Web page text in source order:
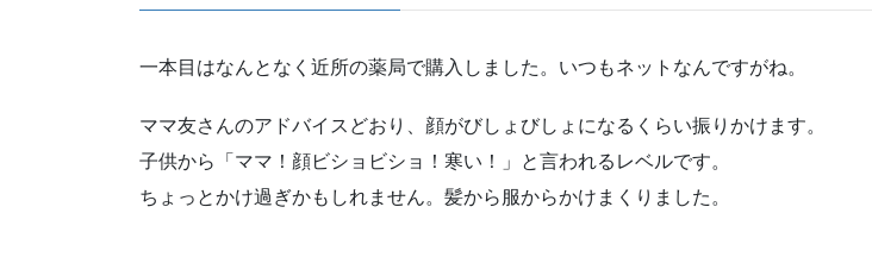
一本目はなんとなく近所の薬局で購入しました。いつもネットなんですがね。
ママ友さんのアドバイスどおり、顔がびしょびしょになるくらい振りかけます。
子供から「ママ！顔ビショビショ！寒い！」と言われるレベルです。
ちょっとかけ過ぎかもしれません。髪から服からかけまくりました。